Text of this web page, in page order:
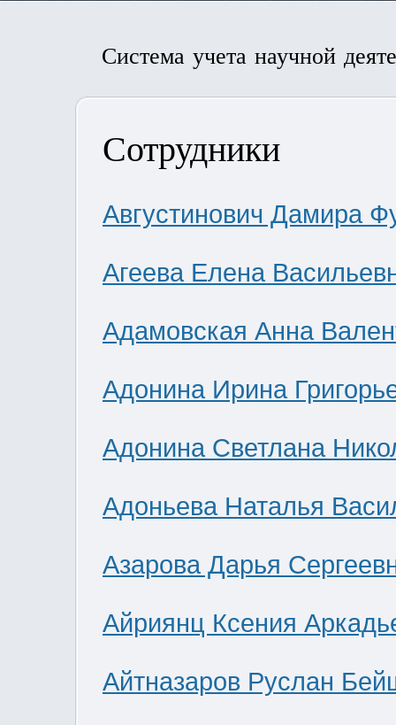
Система учета научной
Сотрудники
Августинович Дамира
Агеева Елена
Адамовская Анна
Адонина Ирина
Адонина Светлана
Адоньева Наталья
Азарова Дарья
Айриянц Ксения
Айтназаров Руслан